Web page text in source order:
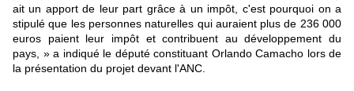
ait un apport de leur part grâce à un impôt, c'est pourquoi on a
stipulé que les personnes naturelles qui auraient plus de 236 000
euros paient leur impôt et contribuent au développement du
pays, » a indiqué le député constituant Orlando Camacho lors de
la présentation du projet devant l'ANC.